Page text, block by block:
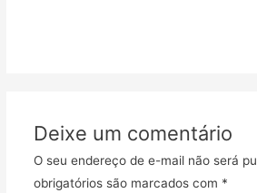
Deixe um comentário
O seu endereço de e-mail não será
obrigatórios são marcados com *